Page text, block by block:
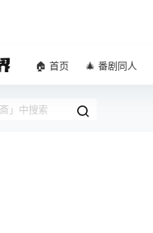
🏠 首页 🎄 番剧同人